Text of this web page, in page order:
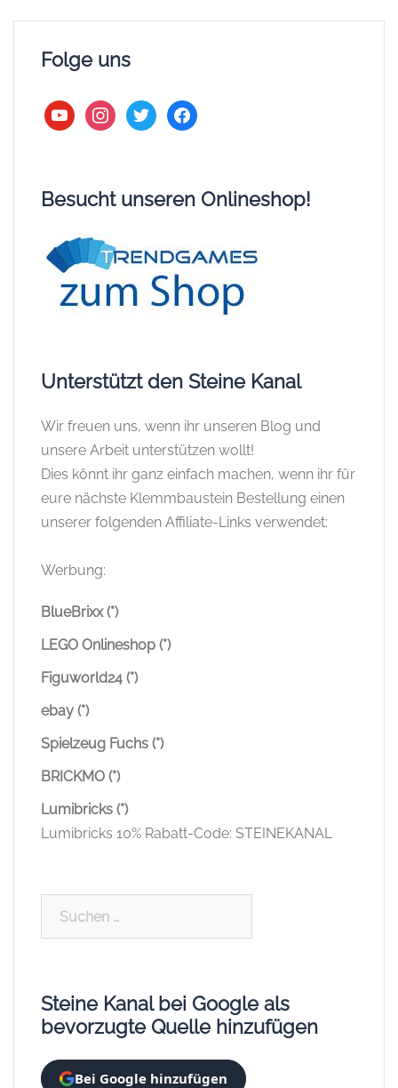
Folge uns
youtubeinstagram
twitter facebook
Besucht unseren Onlineshop!
Unterstützt den Steine Kanal
Wir freuen uns, wenn ihr unseren Blog und
unsere Arbeit unterstützen wollt!
Dies könnt ihr ganz einfach machen, wenn ihr für
eure nächste Klemmbaustein Bestellung einen
unserer folgenden Affiliate-Links verwendet:
Werbung:
BlueBrixx (*)
LEGO Onlineshop (*)
Figuworld24 (*)
ebay (*)
Spielzeug Fuchs (*)
BRICKMO (*)
Lumibricks (*)
Lumibricks 10% Rabatt-Code: STEINEKANAL
Steine Kanal bei Google als
bevorzugte Quelle hinzufügen
Bei Google hinzufügen